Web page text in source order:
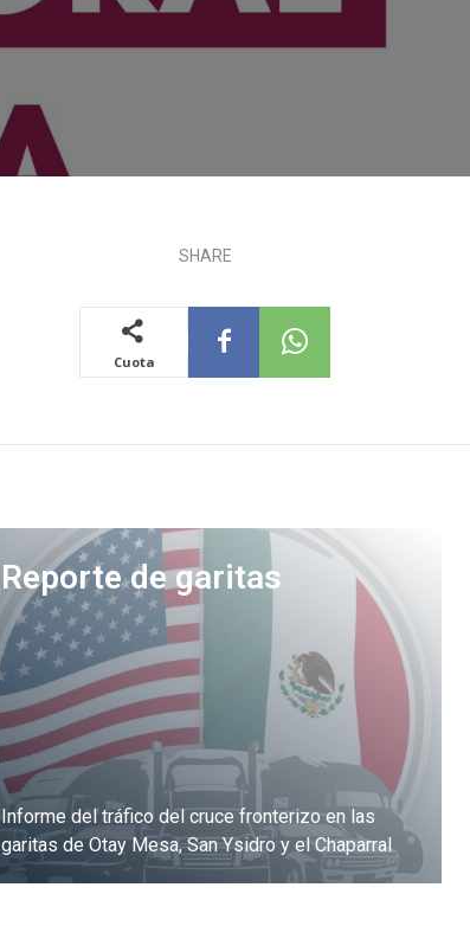
SHARE
Cuota
Reporte de garitas
Informe del tráfico del cruce fronterizo en las
garitas de Otay Mesa, San Ysidro y el Chaparral